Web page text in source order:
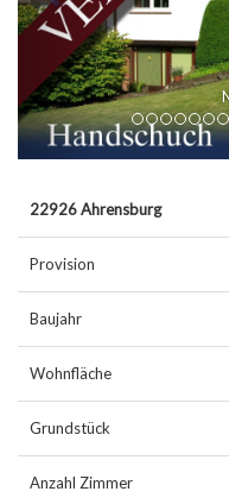
22926 Ahrensburg
Provision
Baujahr
Wohnfläche
Grundstück
Anzahl Zimmer